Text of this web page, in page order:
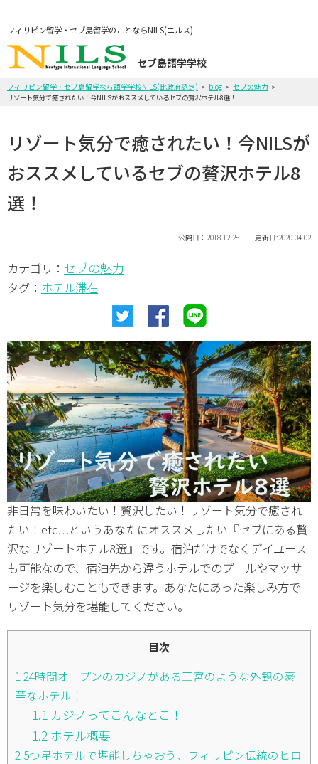
セブ島語学学校
フィリピン留学・セブ島留学のことならNILS(ニルス)
フィリピン留学・セブ島留学なら語学学校NILS(比政府認定) blog
セブの魅力
リゾート気分で癒されたい！今NILSがおススメしているセブの贅沢ホテル8選！
リゾート気分で癒されたい！今NILSが
おススメしているセブの贅沢ホテル8
選！
公開日：2018.12.28 更新日:2020.04.02
カテゴリ： セブの魅力
タグ： ホテル滞在
非日常を味わいたい！贅沢したい！リゾート気分で癒され
たい！etc…というあなたにオススメしたい『セブにある贅
沢なリゾートホテル8選』です。宿泊だけでなくデイユース
も可能なので、宿泊先から違うホテルでのプールやマッサ
ージを楽しむこともできます。あなたにあった楽しみ方で
リゾート気分を堪能してください。
目次
1 24時間オープンのカジノがある王宮のような外観の豪
華なホテル！
1.1 カジノってこんなとこ！
1.2 ホテル概要
2 5つ星ホテルで堪能しちゃおう、フィリピン伝統のヒロ